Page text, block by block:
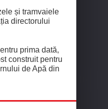
și tramvaiele
directorului
prima dată,
construit pentru
de Apă din